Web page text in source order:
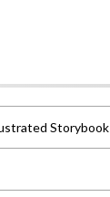
Storybook